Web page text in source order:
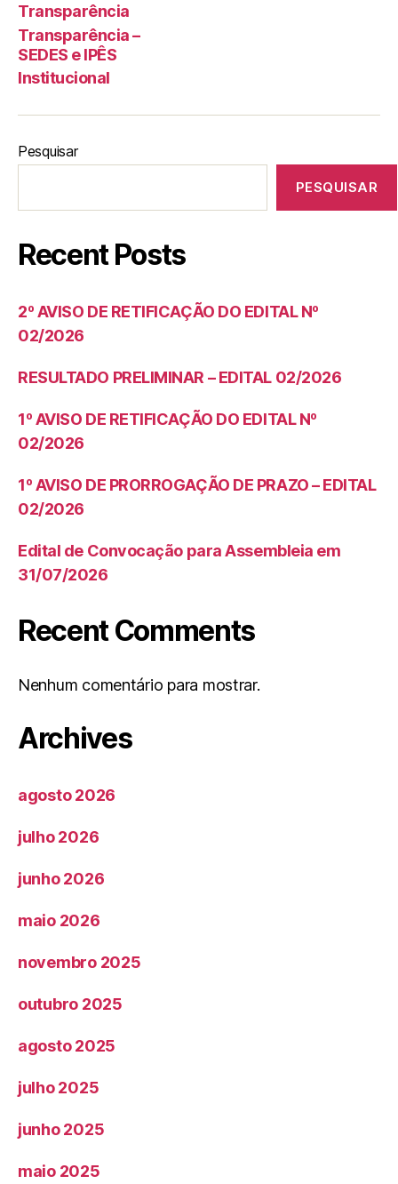
Transparência
Transparência –
SEDES e IPÊS
Institucional
Pesquisar
PESQUISAR
Recent Posts
2º AVISO DE RETIFICAÇÃO DO EDITAL Nº
02/2026
RESULTADO PRELIMINAR – EDITAL 02/2026
1º AVISO DE RETIFICAÇÃO DO EDITAL Nº
02/2026
1º AVISO DE PRORROGAÇÃO DE PRAZO – EDITAL
02/2026
Edital de Convocação para Assembleia em
31/07/2026
Recent Comments
Nenhum comentário para mostrar.
Archives
agosto 2026
julho 2026
junho 2026
maio 2026
novembro 2025
outubro 2025
agosto 2025
julho 2025
junho 2025
maio 2025